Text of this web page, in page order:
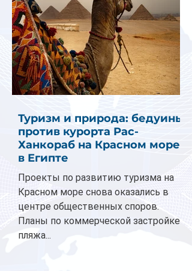
Туризм и природа: бедуины
против курорта Рас-
Ханкораб на Красном море
в Египте
Проекты по развитию туризма на
Красном море снова оказались в
центре общественных споров.
Планы по коммерческой застройке
пляжа...